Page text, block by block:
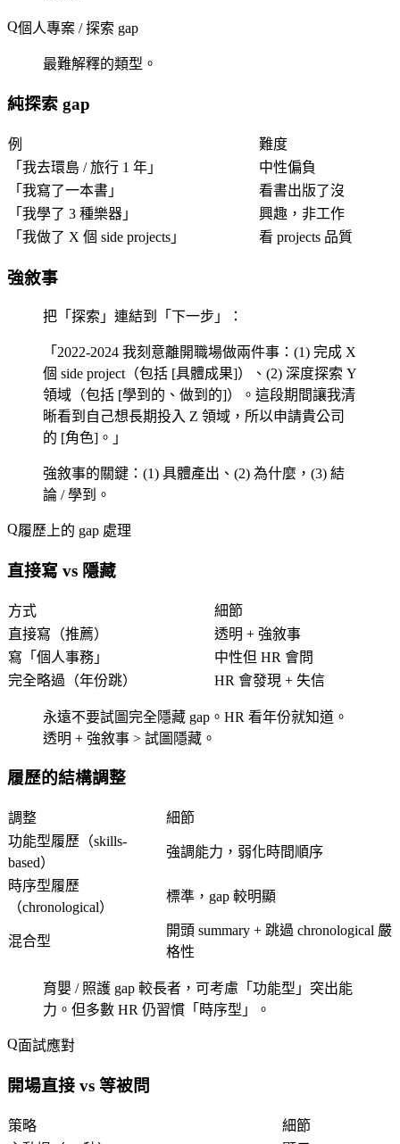
個人專案 / 探索 gap
最難解釋的類型。
純探索 gap
例
難度
「我去環島 / 旅行 1 年」
中性偏負
「我寫了一本書」
看書出版了沒
「我學了 3 種樂器」
興趣，非工作
「我做了 X 個 side projects」
看 projects 品質
強敘事
把「探索」連結到「下一步」：
「2022-2024 我刻意離開職場做兩件事：(1) 完成 X
個 side project（包括 [具體成果]）、(2) 深度探索 Y
領域（包括 [學到的、做到的]）。這段期間讓我清
晰看到自己想長期投入 Z 領域，所以申請貴公司
的 [角色]。」
強敘事的關鍵：(1) 具體產出、(2) 為什麼，(3) 結
論 / 學到。
履歷上的 gap 處理
直接寫 vs 隱藏
方式
細節
直接寫（推薦）
透明 + 強敘事
寫「個人事務」
中性但 HR 會問
完全略過（年份跳）
HR 會發現 + 失信
永遠不要試圖完全隱藏 gap。HR 看年份就知道。
透明 + 強敘事 > 試圖隱藏。
履歷的結構調整
調整
細節
功能型履歷（skills-
based）
強調能力，弱化時間順序
時序型履歷
（chronological）
標準，gap 較明顯
混合型
開頭 summary + 跳過 chronological 嚴
格性
育嬰 / 照護 gap 較長者，可考慮「功能型」突出能
力。但多數 HR 仍習慣「時序型」。
面試應對
開場直接 vs 等被問
策略
細節